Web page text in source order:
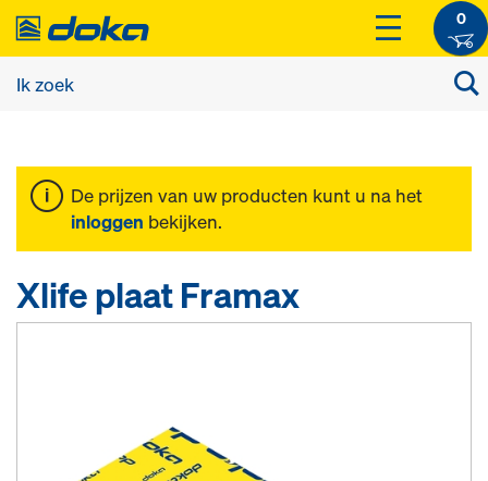
0
De prijzen van uw producten kunt u na het
inloggen bekijken.
Xlife plaat Framax